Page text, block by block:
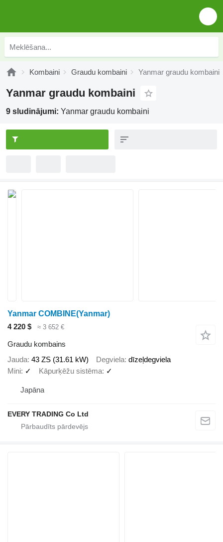
Kombaini Graudu kombaini Yanmar graudu kombaini
Yanmar graudu kombaini
9 sludinājumi: Yanmar graudu kombaini
Yanmar COMBINE(Yanmar)
4 220 $
≈ 3 652 €
Graudu kombains
Jauda 43 ZS (31.61 kW) Degviela dīzeļdegviela
Mini ✓ Kāpurķēžu sistēma ✓
Japāna
EVERY TRADING Co Ltd